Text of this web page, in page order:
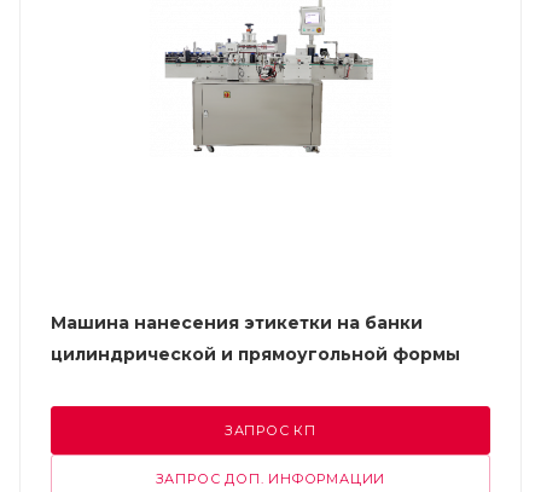
Машина нанесения этикетки на банки
цилиндрической и прямоугольной формы
ЗАПРОС КП
ЗАПРОС ДОП. ИНФОРМАЦИИ